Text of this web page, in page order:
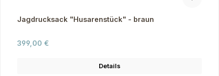
Jagdrucksack "Husarenstück" - braun
Regulärer Preis:
399,00 €
Details